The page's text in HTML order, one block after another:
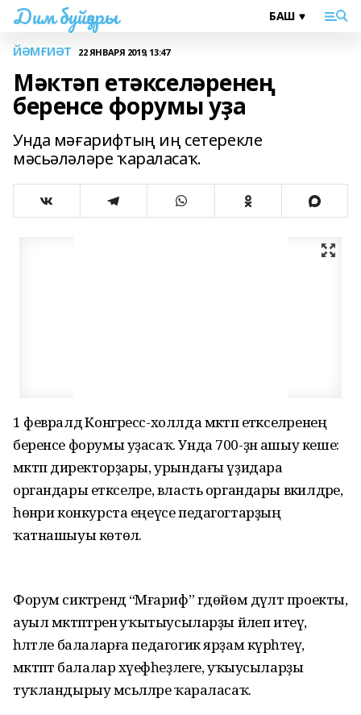
Дим буйҙары
ЙӘМҒИӘТ 22 ЯНВАРЯ 2019, 13:47
Мәктәп етәкселәренең
беренсе форумы уҙа
Унда мәғарифтың иң сетерекле
мәсьәләләре ҡараласаҡ.
1 февралдә Конгресс-холлда мәктәп етәкселәренең
беренсе форумы уҙасаҡ. Унда 700-ҙән ашыу кеше:
мәктәп директорҙары, урындағы үҙидара
органдары етәкселәре, власть органдары вәкилдәре,
һөнәри конкурста еңеүсе педагогтарҙың
ҡатнашыуы көтөлә.
Форум сиктәрендә “Мәғариф” гдөйөм дәүләт проекты,
ауыл мәктәптәренә уҡытыусыларҙы йәлеп итеү,
һәләтле балаларға педагогик ярҙам күрһәтеү,
мәктәптә балалар хәүефһеҙлеге, уҡыусыларҙы
туҡландырыу мәсьәләләре ҡараласаҡ.